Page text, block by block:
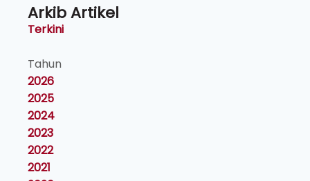
Arkib Artikel
Terkini
Tahun
2026
2025
2024
2023
2022
2021